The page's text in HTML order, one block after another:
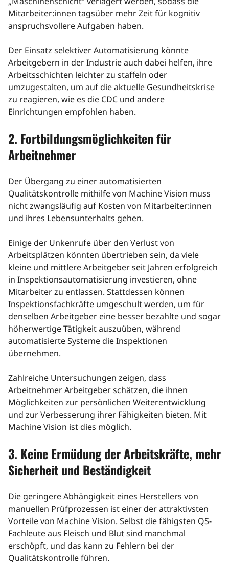
Mitarbeiter:innen tagsüber mehr Zeit für kognitiv
anspruchsvollere Aufgaben haben.
Der Einsatz selektiver Automatisierung könnte
Arbeitgebern in der Industrie auch dabei helfen, ihre
Arbeitsschichten leichter zu staffeln oder
umzugestalten, um auf die aktuelle Gesundheitskrise
zu reagieren, wie es die CDC und andere
Einrichtungen empfohlen haben.
2. Fortbildungsmöglichkeiten für
Arbeitnehmer
Der Übergang zu einer automatisierten
Qualitätskontrolle mithilfe von Machine Vision muss
nicht zwangsläufig auf Kosten von Mitarbeiter:innen
und ihres Lebensunterhalts gehen.
Einige der Unkenrufe über den Verlust von
Arbeitsplätzen könnten übertrieben sein, da viele
kleine und mittlere Arbeitgeber seit Jahren erfolgreich
in Inspektionsautomatisierung investieren, ohne
Mitarbeiter zu entlassen. Stattdessen können
Inspektionsfachkräfte umgeschult werden, um für
denselben Arbeitgeber eine besser bezahlte und sogar
höherwertige Tätigkeit auszuüben, während
automatisierte Systeme die Inspektionen
übernehmen.
Zahlreiche Untersuchungen zeigen, dass
Arbeitnehmer Arbeitgeber schätzen, die ihnen
Möglichkeiten zur persönlichen Weiterentwicklung
und zur Verbesserung ihrer Fähigkeiten bieten. Mit
Machine Vision ist dies möglich.
3. Keine Ermüdung der Arbeitskräfte, mehr
Sicherheit und Beständigkeit
Die geringere Abhängigkeit eines Herstellers von
manuellen Prüfprozessen ist einer der attraktivsten
Vorteile von Machine Vision. Selbst die fähigsten QS-
Fachleute aus Fleisch und Blut sind manchmal
erschöpft, und das kann zu Fehlern bei der
Qualitätskontrolle führen.